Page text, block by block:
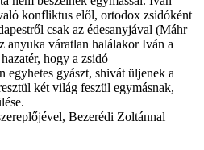
konfliktus elől, ortodox zsidóként
csak az édesanyjával (Máhr
anyuka váratlan halálakor Iván a
hogy a zsidó
egyhetes gyászt, shivát üljenek a
két világ feszül egymásnak,
Bezerédi Zoltánnal